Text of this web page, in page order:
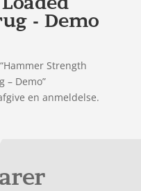
- Demo
Strength
– Demo”
en anmeldelse.